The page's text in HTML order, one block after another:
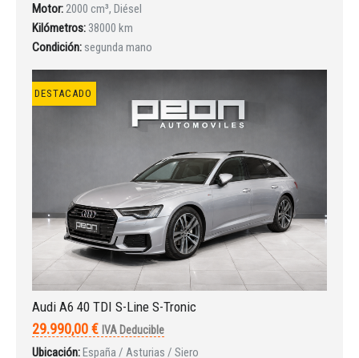
Motor:2000 cm³, Diésel
Kilómetros: 38000 km
Condición: segunda mano
DESTACADO
Audi A6 40 TDI S-Line S-Tronic
29.990,00 € IVA Deducible
Ubicación:España / Asturias / Siero